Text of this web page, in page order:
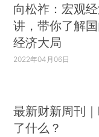
向松祚：宏观
讲，带你了解
经济大局
2022年04月06日
最新财新周刊
了什么？